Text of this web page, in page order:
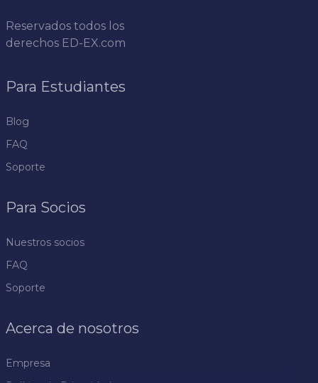
Reservados todos los
derechos ED-EX.com
Para Estudiantes
Blog
FAQ
Soporte
Para Socios
Nuestros socios
FAQ
Soporte
Acerca de nosotros
Empresa